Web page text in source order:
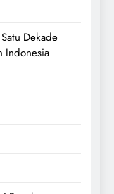
Dekade
Indonesia